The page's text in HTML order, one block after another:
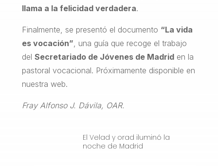
llama a la felicidad verdadera.
Finalmente, se presentó el documento “La vida
es vocación” , una guía que recoge el trabajo
del Secretariado de Jóvenes de Madriden la
pastoral vocacional. Próximamente disponible en
nuestra web.
Fray Alfonso J. Dávila, OAR.
El Velad y orad iluminó la
noche de Madrid